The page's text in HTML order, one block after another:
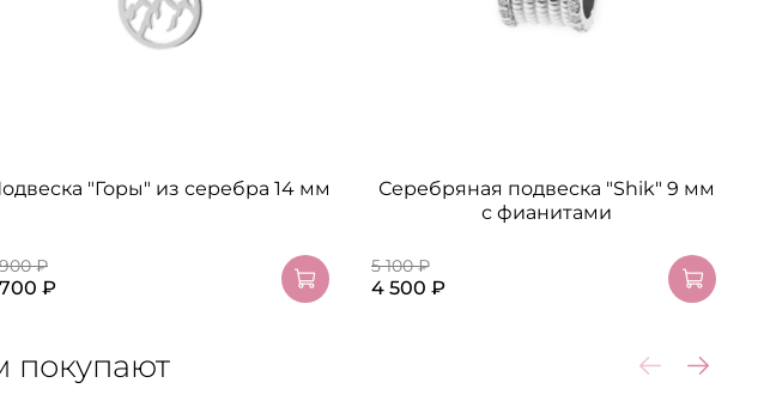
"Горы" из серебра 14 мм
₽
₽
Серебряная подвеска "Shik" 9 мм
с фианитами
5 100 ₽
4 500 ₽
покупают